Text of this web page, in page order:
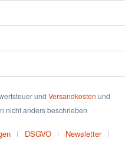
und Versandkosten und
nicht anders beschrieben
DSGVO
Newsletter